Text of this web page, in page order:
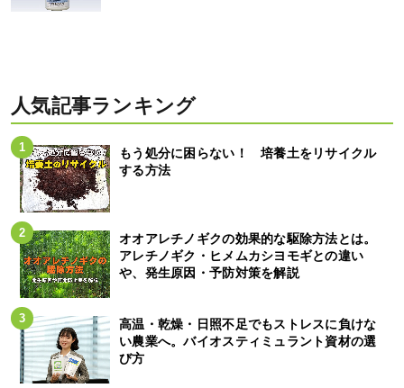
人気記事ランキング
もう処分に困らない！ 培養土をリサイクル
する方法
オオアレチノギクの効果的な駆除方法とは。
アレチノギク・ヒメムカシヨモギとの違い
や、発生原因・予防対策を解説
高温・乾燥・日照不足でもストレスに負けな
い農業へ。バイオスティミュラント資材の選
び方